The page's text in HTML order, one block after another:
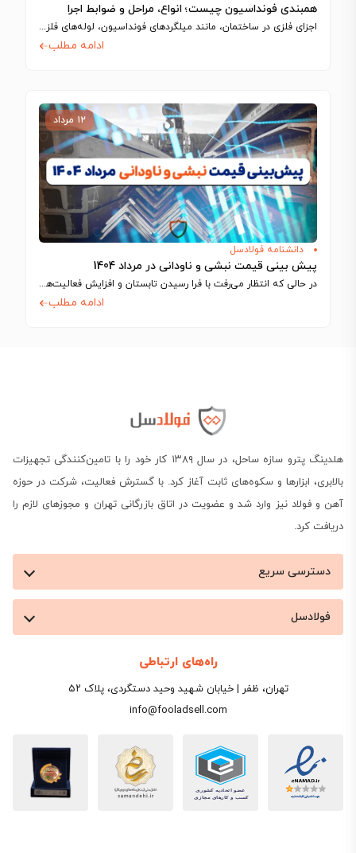
همبندی فونداسیون چیست؛ انواع، مراحل و ضوابط اجرا
اجزای فلزی در ساختمان، مانند میلگردهای فونداسیون، لوله‌های فلزی و شفت آسانسور، رسانای جریان…
ادامه مطلب
۱۲ مرداد
دانشنامه فولادسل
پیش بینی قیمت نبشی و ناودانی در مرداد 1404
در حالی که انتظار می‌رفت با فرا رسیدن تابستان و افزایش فعالیت‌های ساختمانی، بازار…
ادامه مطلب
هلدینگ پترو سازه ساحل، در سال ۱۳۸۹ کار خود را با تامین‌کنندگی تجهیزات
بالابری، ابزارها و سکوه‌های ثابت آغاز کرد. با گسترش فعالیت، شرکت در حوزه
آهن و فولاد نیز وارد شد و عضویت در اتاق بازرگانی تهران و مجوزهای لازم را
دریافت کرد.
دسترسی سریع
فولادسل
راه‌های ارتباطی
تهران، ظفر | خیابان شهید وحید دستگردی، پلاک ۵۲
info@fooladsell.com